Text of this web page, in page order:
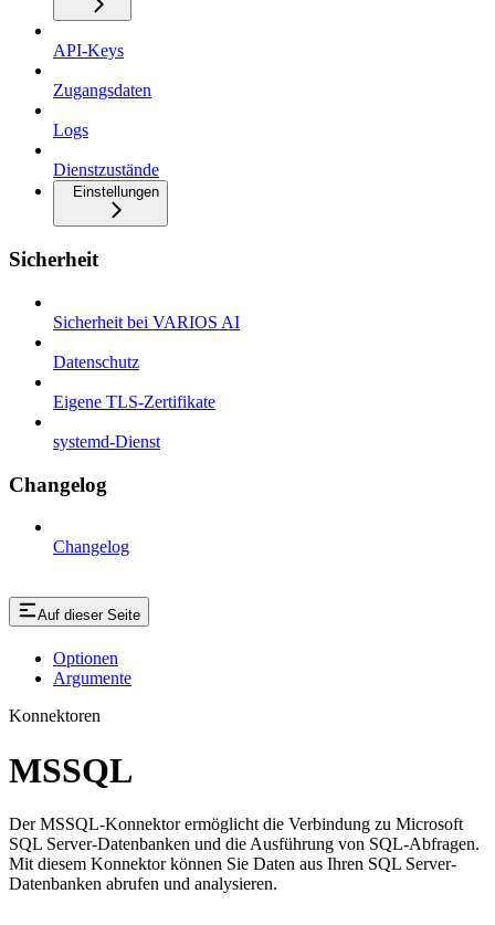
API-Keys
Zugangsdaten
Logs
Dienstzustände
Einstellungen
Sicherheit
Sicherheit bei VARIOS AI
Datenschutz
Eigene TLS-Zertifikate
systemd-Dienst
Changelog
Changelog
Auf dieser Seite
Optionen
Argumente
Konnektoren
MSSQL
Der MSSQL-Konnektor ermöglicht die Verbindung zu Microsoft
SQL Server-Datenbanken und die Ausführung von SQL-Abfragen.
Mit diesem Konnektor können Sie Daten aus Ihren SQL Server-
Datenbanken abrufen und analysieren.